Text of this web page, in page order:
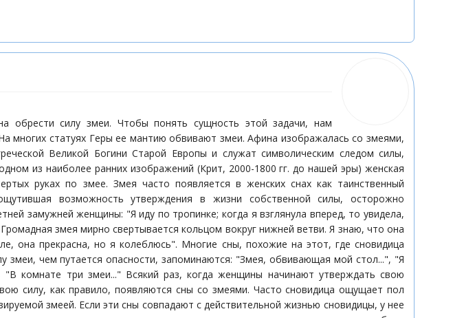
обрести силу змеи. Чтобы понять сущность этой задачи, нам
многих статуях Геры ее мантию обвивают змеи. Афина изображалась со змеями,
Великой Богини Старой Европы и служат символическим следом силы,
из наиболее ранних изображений (Крит, 2000-1800 гг. до нашей эры) женская
руках по змее. Змея часто появляется в женских снах как таинственный
возможность утверждения в жизни собственной силы, осторожно
замужней женщины: "Я иду по тропинке; когда я взглянула вперед, то увидела,
змея мирно свертывается кольцом вокруг нижней ветви. Я знаю, что она
она прекрасна, но я колеблюсь". Многие сны, похожие на этот, где сновидица
змеи, чем путается опасности, запоминаются: "Змея, обвивающая мой стол...", "Я
комнате три змеи..." Всякий раз, когда женщины начинают утверждать свою
силу, как правило, появляются сны со змеями. Часто сновидица ощущает пол
змеей. Если эти сны совпадают с действительной жизнью сновидицы, у нее